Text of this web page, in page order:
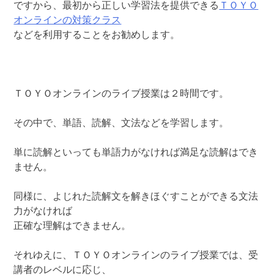
ですから、最初から正しい学習法を提供できる ＴＯＹＯ
オンラインの対策クラス
などを利用することをお勧めします。
ＴＯＹＯオンラインのライブ授業は２時間です。
その中で、単語、読解、文法などを学習します。
単に読解といっても単語力がなければ満足な読解はでき
ません。
同様に、よじれた読解文を解きほぐすことができる文法
力がなければ
正確な理解はできません。
それゆえに、ＴＯＹＯオンラインのライブ授業では、受
講者のレベルに応じ、